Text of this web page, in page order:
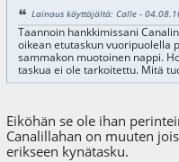
Lainaus käyttäjältä: Calle -
Taannoin hankkimissani
oikean etutaskun vuoripuolella
sammakon muotoinen nappi.
taskua ei ole tarkoitettu. Mitä
Eiköhän se ole ihan
Canalillahan on muuten
erikseen kynätasku.